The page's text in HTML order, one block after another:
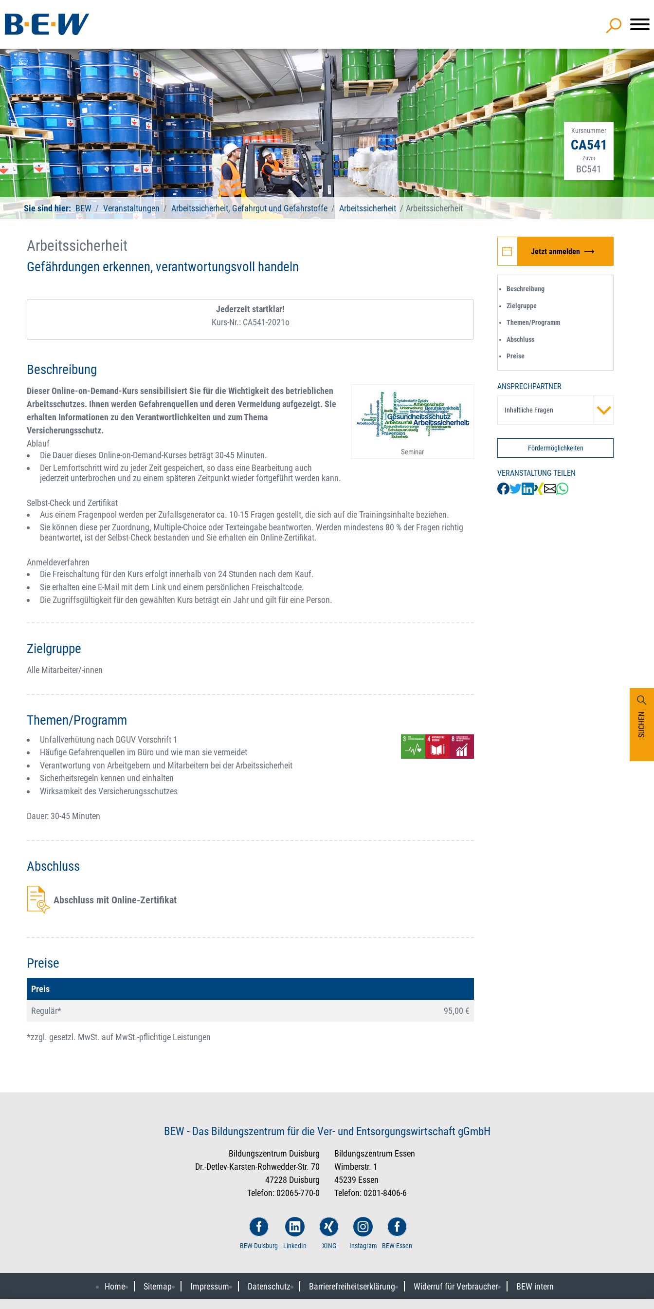
SUCHEN
Kursnummer
CA541
Zuvor
BC541
Sie sind hier: BEW Veranstaltungen Arbeitssicherheit, Gefahrgut und Gefahrstoffe Arbeitssicherheit Arbeitssicherheit
Arbeitssicherheit
Gefährdungen erkennen, verantwortungsvoll handeln
Jederzeit startklar!
Kurs-Nr.: CA541-2021o
Beschreibung
Seminar
Dieser Online-on-Demand-Kurs sensibilisiert Sie für die Wichtigkeit des betrieblichen
Arbeitsschutzes. Ihnen werden Gefahrenquellen und deren Vermeidung aufgezeigt. Sie
erhalten Informationen zu den Verantwortlichkeiten und zum Thema
Versicherungsschutz.
Ablauf
Die Dauer dieses Online-on-Demand-Kurses beträgt 30-45 Minuten.
Der Lernfortschritt wird zu jeder Zeit gespeichert, so dass eine Bearbeitung auch
jederzeit unterbrochen und zu einem späteren Zeitpunkt wieder fortgeführt werden kann.
Selbst-Check und Zertifikat
Aus einem Fragenpool werden per Zufallsgenerator ca. 10-15 Fragen gestellt, die sich auf die Trainingsinhalte beziehen.
Sie können diese per Zuordnung, Multiple-Choice oder Texteingabe beantworten. Werden mindestens 80 % der Fragen richtig
beantwortet, ist der Selbst-Check bestanden und Sie erhalten ein Online-Zertifikat.
Anmeldeverfahren
Die Freischaltung für den Kurs erfolgt innerhalb von 24 Stunden nach dem Kauf.
Sie erhalten eine E-Mail mit dem Link und einem persönlichen Freischaltcode.
Die Zugriffsgültigkeit für den gewählten Kurs beträgt ein Jahr und gilt für eine Person.
Zielgruppe
Alle Mitarbeiter/-innen
Themen/Programm
Unfallverhütung nach DGUV Vorschrift 1
Häufige Gefahrenquellen im Büro und wie man sie vermeidet
Verantwortung von Arbeitgebern und Mitarbeitern bei der Arbeitssicherheit
Sicherheitsregeln kennen und einhalten
Wirksamkeit des Versicherungsschutzes
Dauer: 30-45 Minuten
Abschluss
Abschluss mit Online-Zertifikat
Preise
Preis
Regulär* 95,00 €
*zzgl. gesetzl. MwSt. auf MwSt.-pflichtige Leistungen
Jetzt anmelden
Beschreibung
Zielgruppe
Themen/Programm
Abschluss
Preise
ANSPRECHPARTNER
Inhaltliche Fragen
Fördermöglichkeiten
VERANSTALTUNG TEILEN
BEW - Das Bildungszentrum für die Ver- und Entsorgungswirtschaft gGmbH
Bildungszentrum Duisburg
Dr.-Detlev-Karsten-Rohwedder-Str. 70
47228 Duisburg
Telefon: 02065-770-0
Bildungszentrum Essen
Wimberstr. 1
45239 Essen
Telefon: 0201-8406-6
BEW-Duisburg LinkedIn XING Instagram BEW-Essen
Home Sitemap Impressum Datenschutz Barrierefreiheitserklärung Widerruf für Verbraucher BEW intern